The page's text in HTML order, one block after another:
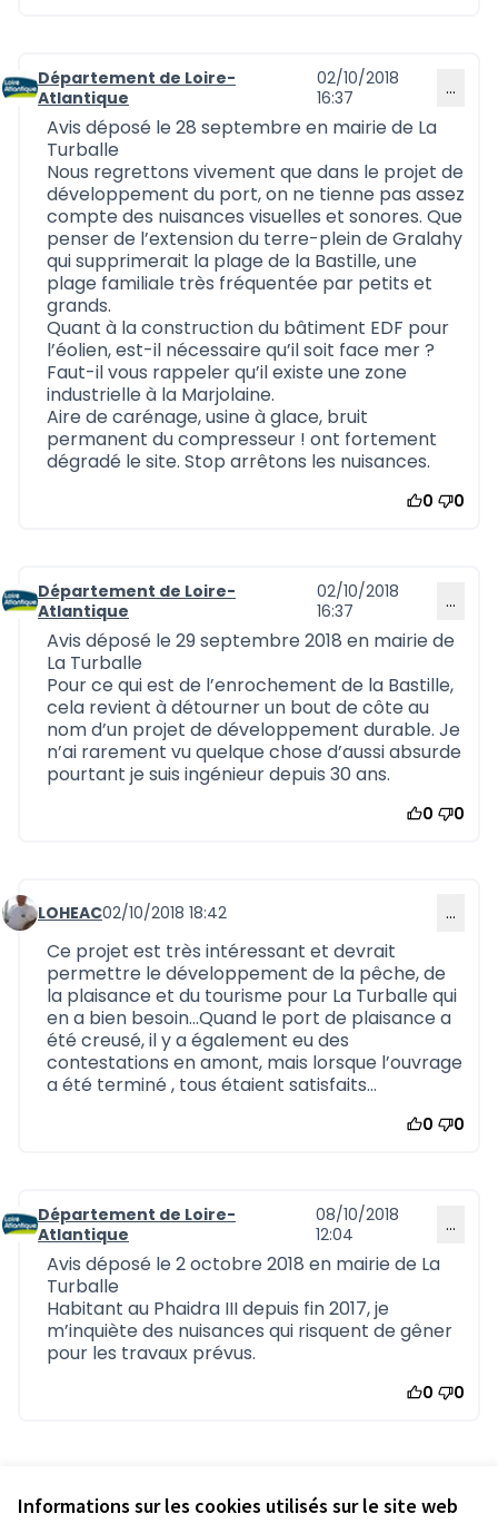
Informations sur les cookies utilisés sur le site web
Commentaire 577
Département de Loire-
Atlantique
02/10/2018
16:37
…
Avis déposé le 28 septembre en mairie de La
Turballe
Nous regrettons vivement que dans le projet de
développement du port, on ne tienne pas assez
compte des nuisances visuelles et sonores. Que
penser de l’extension du terre-plein de Gralahy
qui supprimerait la plage de la Bastille, une
plage familiale très fréquentée par petits et
grands.
Quant à la construction du bâtiment EDF pour
l’éolien, est-il nécessaire qu’il soit face mer ?
Faut-il vous rappeler qu’il existe une zone
industrielle à la Marjolaine.
Aire de carénage, usine à glace, bruit
permanent du compresseur ! ont fortement
dégradé le site. Stop arrêtons les nuisances.
0 0
Commentaire 578
Département de Loire-
Atlantique
02/10/2018
16:37
…
Avis déposé le 29 septembre 2018 en mairie de
La Turballe
Pour ce qui est de l’enrochement de la Bastille,
cela revient à détourner un bout de côte au
nom d’un projet de développement durable. Je
n’ai rarement vu quelque chose d’aussi absurde
pourtant je suis ingénieur depuis 30 ans.
0 0
Commentaire 579
LOHEAC02/10/2018 18:42 …
Ce projet est très intéressant et devrait
permettre le développement de la pêche, de
la plaisance et du tourisme pour La Turballe qui
en a bien besoin…Quand le port de plaisance a
été creusé, il y a également eu des
contestations en amont, mais lorsque l’ouvrage
a été terminé , tous étaient satisfaits...
0 0
Commentaire 591
Département de Loire-
Atlantique
08/10/2018
12:04
…
Avis déposé le 2 octobre 2018 en mairie de La
Turballe
Habitant au Phaidra III depuis fin 2017, je
m’inquiète des nuisances qui risquent de gêner
pour les travaux prévus.
0 0
Numéro de version 2
(sur 2) voir les autres versions